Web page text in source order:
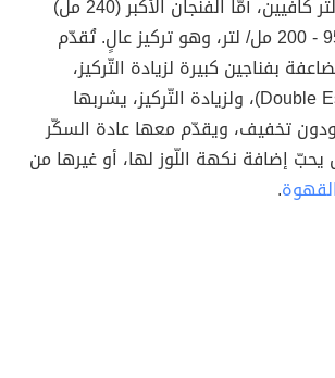
من 80 - 150 مل/ لتر كافيين، أمّا الفنجان الأكبر (240 مل)
يبلغ الكافيين به 95 - 200 مل/ لتر، وهو تركيز عالٍ. تُقدّم
بفناجين كبيرة لزيادة التّركيز،
وتسمّى (Double Espresso)، ولزيادة التّركيز، يشربها
تخفيف، ويقدّم معها عادة السكّر
إضافة نكهة اللّوز لها، أو غيرها من
.